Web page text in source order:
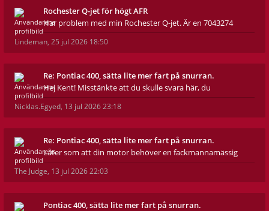
Rochester Q-jet för högt AFR
Har problem med min Rochester Q-jet. Är en 7043274
Lindeman, 25 jul 2026 18:50
Re: Pontiac 400, sätta lite mer fart på snurran.
Hej Kent! Misstänkte att du skulle svara här, du
Nicklas.Egyed, 13 jul 2026 23:18
Re: Pontiac 400, sätta lite mer fart på snurran.
Låter som att din motor behöver en fackmannamässig
The Judge, 13 jul 2026 22:03
Pontiac 400, sätta lite mer fart på snurran.